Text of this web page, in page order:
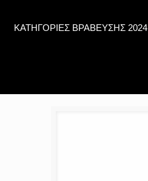
ΚΑΤΗΓΟΡΙΕΣ ΒΡΑΒΕΥΣΗΣ 2024